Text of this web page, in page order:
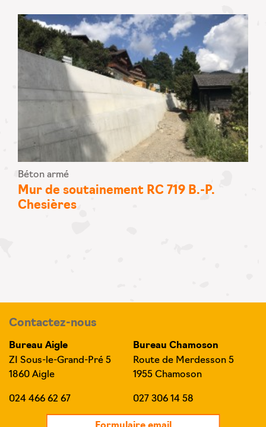
Béton armé
Mur de soutainement RC 719 B.-P.
Chesières
Contactez-nous
Bureau Aigle
ZI Sous-le-Grand-Pré 5
1860 Aigle
024 466 62 67
Bureau Chamoson
Route de Merdesson 5
1955 Chamoson
027 306 14 58